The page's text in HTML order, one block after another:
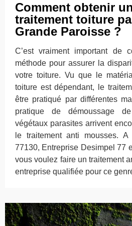
Comment obtenir
traitement toiture
Grande Paroisse ?
C’est vraiment important de
méthode pour assurer la
votre toiture. Vu que le
toiture est dépendant, le
être pratiqué par différentes
pratique de démoussage
végétaux parasites arrivent
le traitement anti mousses.
77130, Entreprise Desimpel 77
vous voulez faire un traitement
entreprise qualifiée pour ce